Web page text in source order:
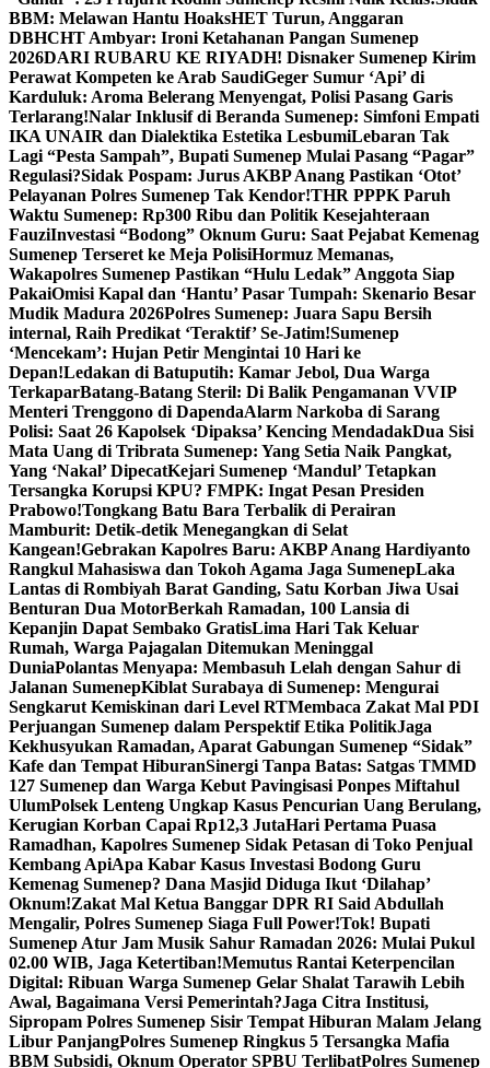
BBM: Melawan Hantu HoaksHET Turun, Anggaran
DBHCHT Ambyar: Ironi Ketahanan Pangan Sumenep
2026DARI RUBARU KE RIYADH! Disnaker Sumenep Kirim
Perawat Kompeten ke Arab SaudiGeger Sumur ‘Api’ di
Karduluk: Aroma Belerang Menyengat, Polisi Pasang Garis
Terlarang!Nalar Inklusif di Beranda Sumenep: Simfoni Empati
IKA UNAIR dan Dialektika Estetika LesbumiLebaran Tak
Lagi “Pesta Sampah”, Bupati Sumenep Mulai Pasang “Pagar”
Regulasi?Sidak Pospam: Jurus AKBP Anang Pastikan ‘Otot’
Pelayanan Polres Sumenep Tak Kendor!THR PPPK Paruh
Waktu Sumenep: Rp300 Ribu dan Politik Kesejahteraan
FauziInvestasi “Bodong” Oknum Guru: Saat Pejabat Kemenag
Sumenep Terseret ke Meja PolisiHormuz Memanas,
Wakapolres Sumenep Pastikan “Hulu Ledak” Anggota Siap
PakaiOmisi Kapal dan ‘Hantu’ Pasar Tumpah: Skenario Besar
Mudik Madura 2026Polres Sumenep: Juara Sapu Bersih
internal, Raih Predikat ‘Teraktif’ Se-Jatim!Sumenep
‘Mencekam’: Hujan Petir Mengintai 10 Hari ke
Depan!Ledakan di Batuputih: Kamar Jebol, Dua Warga
TerkaparBatang-Batang Steril: Di Balik Pengamanan VVIP
Menteri Trenggono di DapendaAlarm Narkoba di Sarang
Polisi: Saat 26 Kapolsek ‘Dipaksa’ Kencing MendadakDua Sisi
Mata Uang di Tribrata Sumenep: Yang Setia Naik Pangkat,
Yang ‘Nakal’ DipecatKejari Sumenep ‘Mandul’ Tetapkan
Tersangka Korupsi KPU? FMPK: Ingat Pesan Presiden
Prabowo!Tongkang Batu Bara Terbalik di Perairan
Mamburit: Detik-detik Menegangkan di Selat
Kangean!Gebrakan Kapolres Baru: AKBP Anang Hardiyanto
Rangkul Mahasiswa dan Tokoh Agama Jaga SumenepLaka
Lantas di Rombiyah Barat Ganding, Satu Korban Jiwa Usai
Benturan Dua MotorBerkah Ramadan, 100 Lansia di
Kepanjin Dapat Sembako GratisLima Hari Tak Keluar
Rumah, Warga Pajagalan Ditemukan Meninggal
DuniaPolantas Menyapa: Membasuh Lelah dengan Sahur di
Jalanan SumenepKiblat Surabaya di Sumenep: Mengurai
Sengkarut Kemiskinan dari Level RTMembaca Zakat Mal PDI
Perjuangan Sumenep dalam Perspektif Etika PolitikJaga
Kekhusyukan Ramadan, Aparat Gabungan Sumenep “Sidak”
Kafe dan Tempat HiburanSinergi Tanpa Batas: Satgas TMMD
127 Sumenep dan Warga Kebut Pavingisasi Ponpes Miftahul
UlumPolsek Lenteng Ungkap Kasus Pencurian Uang Berulang,
Kerugian Korban Capai Rp12,3 JutaHari Pertama Puasa
Ramadhan, Kapolres Sumenep Sidak Petasan di Toko Penjual
Kembang ApiApa Kabar Kasus Investasi Bodong Guru
Kemenag Sumenep? Dana Masjid Diduga Ikut ‘Dilahap’
Oknum!Zakat Mal Ketua Banggar DPR RI Said Abdullah
Mengalir, Polres Sumenep Siaga Full Power!Tok! Bupati
Sumenep Atur Jam Musik Sahur Ramadan 2026: Mulai Pukul
02.00 WIB, Jaga Ketertiban!Memutus Rantai Keterpencilan
Digital: Ribuan Warga Sumenep Gelar Shalat Tarawih Lebih
Awal, Bagaimana Versi Pemerintah?Jaga Citra Institusi,
Sipropam Polres Sumenep Sisir Tempat Hiburan Malam Jelang
Libur PanjangPolres Sumenep Ringkus 5 Tersangka Mafia
BBM Subsidi, Oknum Operator SPBU TerlibatPolres Sumenep